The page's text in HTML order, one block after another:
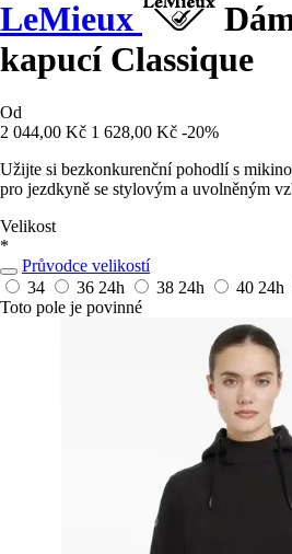
LeMieux
kapucí Classique
Od
2 044,00 Kč 1 628,00 Kč -20%
Užijte si bezkonkurenční pohodlí s
pro jezdkyně se stylovým a uvolněným
Velikost
*
Průvodce velikostí
34
36 24h 38 24h 40 24h
Toto pole je povinné